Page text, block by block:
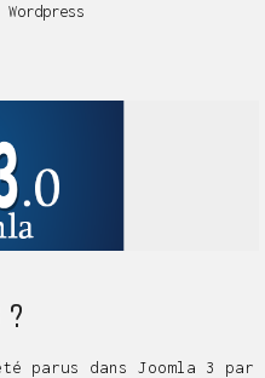
Wordpress
?
parus dans Joomla 3 par